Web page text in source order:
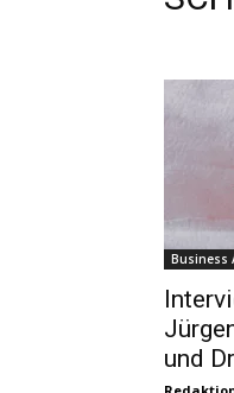
Business
und